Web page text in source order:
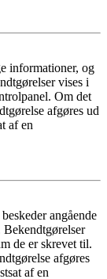
informationer, og
vises i
Om det
afgøres ud
af en
angående
de er skrevet til.
afgøres
af en